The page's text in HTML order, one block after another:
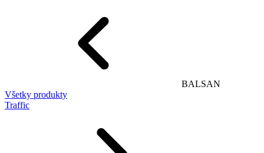
BALSAN
Všetky produkty
Traffic